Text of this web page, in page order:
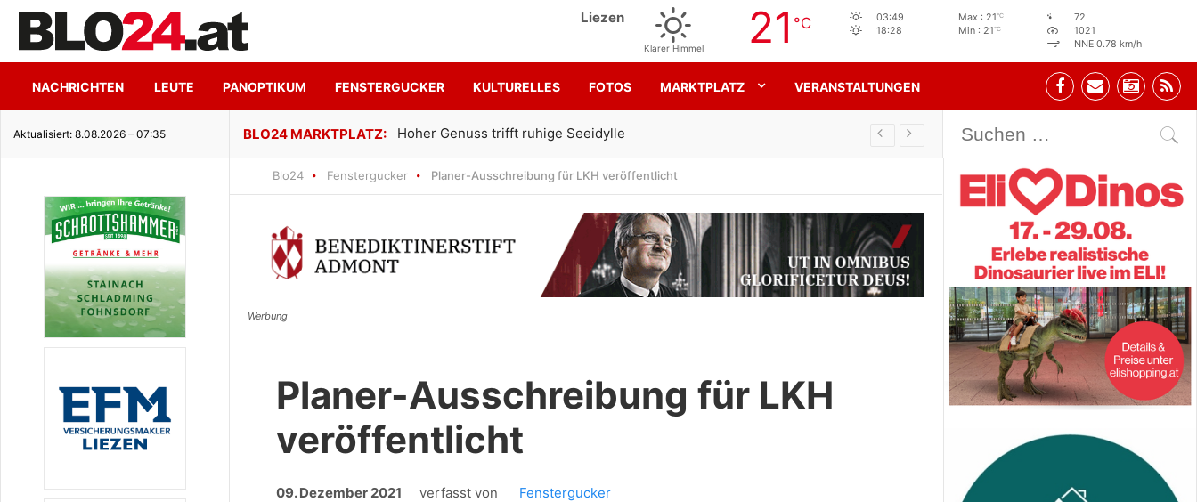
Liezen
Klarer Himmel 21 °C
03:49
18:28
Max : 21°C
Min : 21°C
72
1021
NNE 0.78 km/h
NACHRICHTEN LEUTE PANOPTIKUM FENSTERGUCKER KULTURELLES FOTOS MARKTPLATZ VERANSTALTUNGEN
Aktualisiert: 8.08.2026 – 07:35
Seeidylle Gemeinsam für den SK Sturm Stehbeisl Stainach Öffnungszeiten
Blo24 Fenstergucker Planer-Ausschreibung für LKH veröffentlicht
Planer-Ausschreibung für LKH
veröffentlicht
09. Dezember 2021 verfasst von Fenstergucker